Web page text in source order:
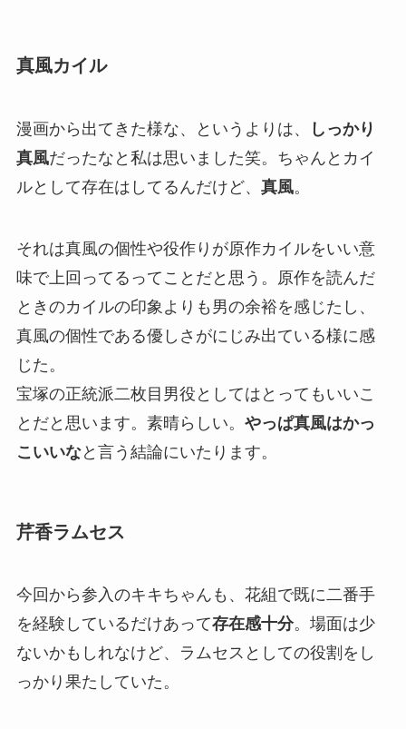
真風カイル
漫画から出てきた様な、というよりは、
しっかり
真風だったなと私は思いました笑。ちゃんとカイ
ルとして存在はしてるんだけど、 真風。
それは真風の個性や役作りが原作カイルをいい意
味で上回ってる ってことだと思う。原作を読んだ
ときのカイルの印象よりも男の余裕を感じたし、
真風の個性である優しさがにじみ出ている様に感
じた。
宝塚の正統派二枚目男役としてはとってもいいこ
とだと思います。素晴らしい。 やっぱ真風はかっ
こいいなと言う結論にいたります。
芹香ラムセス
今回から参入のキキちゃんも、花組で既に二番手
を経験しているだけあって存在感十分。場面は少
ないかもしれなけど、ラムセスとしての役割をし
っかり果たしていた。